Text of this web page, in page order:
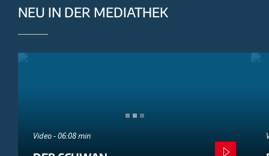
NEU IN DER MEDIATHEK
Video - 06:08 min